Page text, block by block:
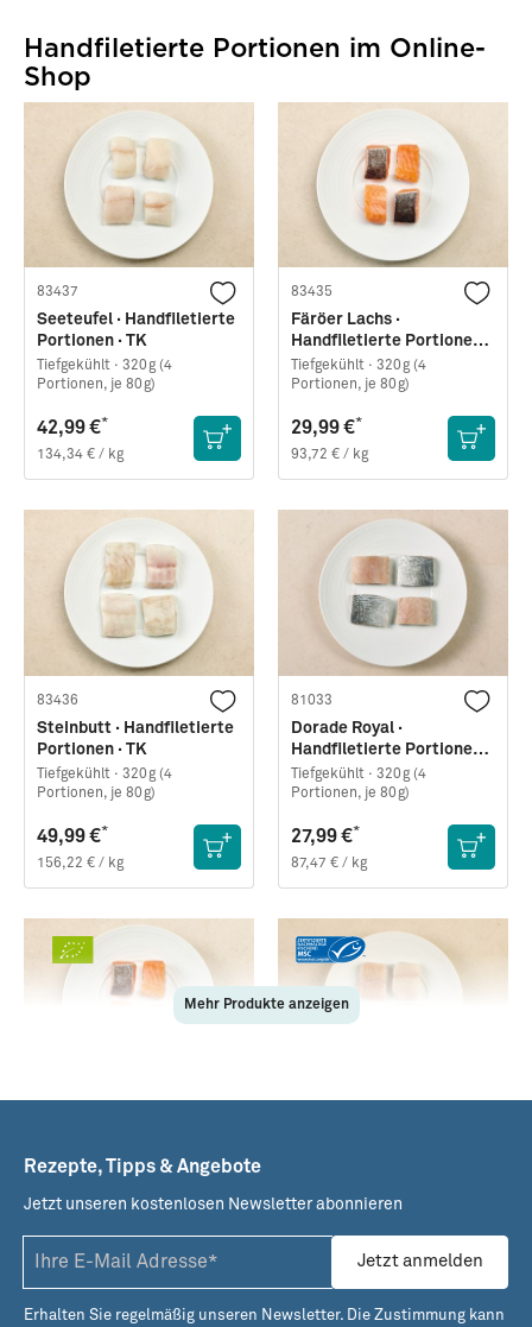
Handfiletierte Portionen im Online-
Shop
83437
Seeteufel · Handfiletierte
Portionen · TK
Tiefgekühlt · 320g (4
Portionen, je 80g)
42,99 €*
134,34 € / kg
83435
Färöer Lachs ·
Handfiletierte Portionen ·
TK
Tiefgekühlt · 320g (4
Portionen, je 80g)
29,99 €*
93,72 € / kg
83436
Steinbutt · Handfiletierte
Portionen · TK
Tiefgekühlt · 320g (4
Portionen, je 80g)
49,99 €*
156,22 € / kg
81033
Dorade Royal ·
Handfiletierte Portionen ·
TK
Tiefgekühlt · 320g (4
Portionen, je 80g)
27,99 €*
87,47 € / kg
Portionen · TK
Portionen, je ca. 80g)
*
93,72 € / kg
Portionen, je 80g)
Nicht verfügbar
Benachrichtigung
Mehr Produkte anzeigen
Rezepte, Tipps & Angebote
Jetzt unseren kostenlosen Newsletter abonnieren
Jetzt anmelden
Erhalten Sie regelmäßig unseren Newsletter. Die Zustimmung kann